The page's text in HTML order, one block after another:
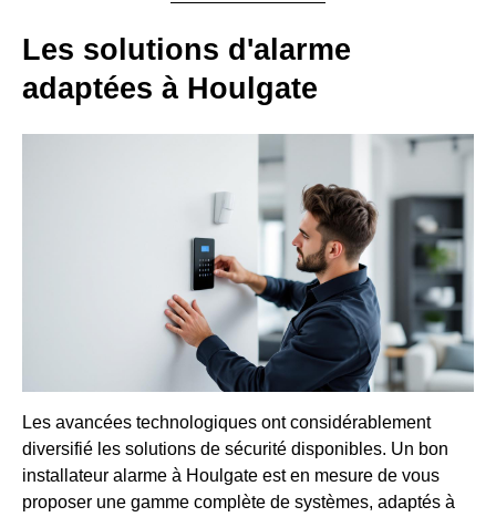
Les solutions d'alarme
adaptées à Houlgate
Les avancées technologiques ont considérablement
diversifié les solutions de sécurité disponibles. Un bon
installateur alarme à Houlgate est en mesure de vous
proposer une gamme complète de systèmes, adaptés à